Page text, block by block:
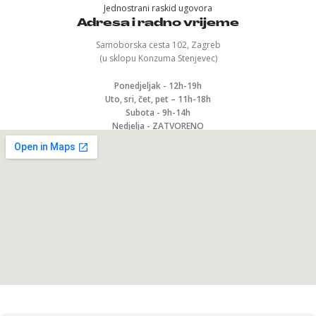
Jednostrani raskid ugovora
Adresa i radno vrijeme
Samoborska cesta 102, Zagreb
(u sklopu Konzuma Stenjevec)
Ponedjeljak - 12h-19h
Uto, sri, čet, pet – 11h-18h
Subota - 9h-14h
Nedjelja - ZATVORENO